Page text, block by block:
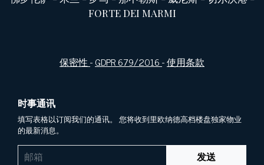
FORTE DEI MARMI
保密性-GDPR 679/2016-使用条款
时事通讯
填写表格以订阅我们的通讯。 您将收到里欧纳德高档楼盘独家物业
的最新消息。
发送